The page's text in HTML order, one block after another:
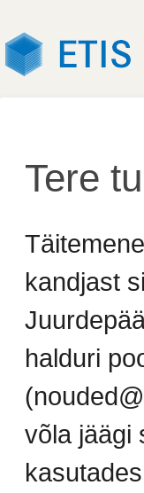
Tere
kandjast
halduri
võla jäägi